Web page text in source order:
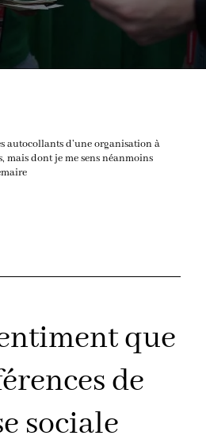
autocollants d’une organisation à
mais dont je me sens néanmoins
que
de
sociale